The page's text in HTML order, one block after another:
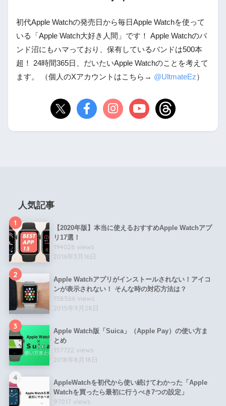
初代Apple Watchの発売日から毎日Apple Watchを使って
いる「Apple Watch大好き人間」です！ Apple Watchのバ
ンド沼にもハマっており、保有しているバンドは500本
超！ 24時間365日、だいたいApple Watchのことを考えて
ます。 （個人のXアカウントはこちら→ @UltmateEz）
人気記事
1
【2020年版】本当に使えるおすすめApple Watchアプ
リ17選！
194026 views
2016年3月16日
2
Apple Watchアプリがインストールされない！アイコ
ンが表示されない！ そんな時の対応方法は？
158566 views
2015年9月28日
3
Apple Watch版「Suica」（Apple Pay）の使い方ま
とめ
157722 views
2018年8月18日
4
AppleWatchを初代から使い続けてわかった「Apple
Watchを買ったら最初に行うべき7つの設定」
97017 views